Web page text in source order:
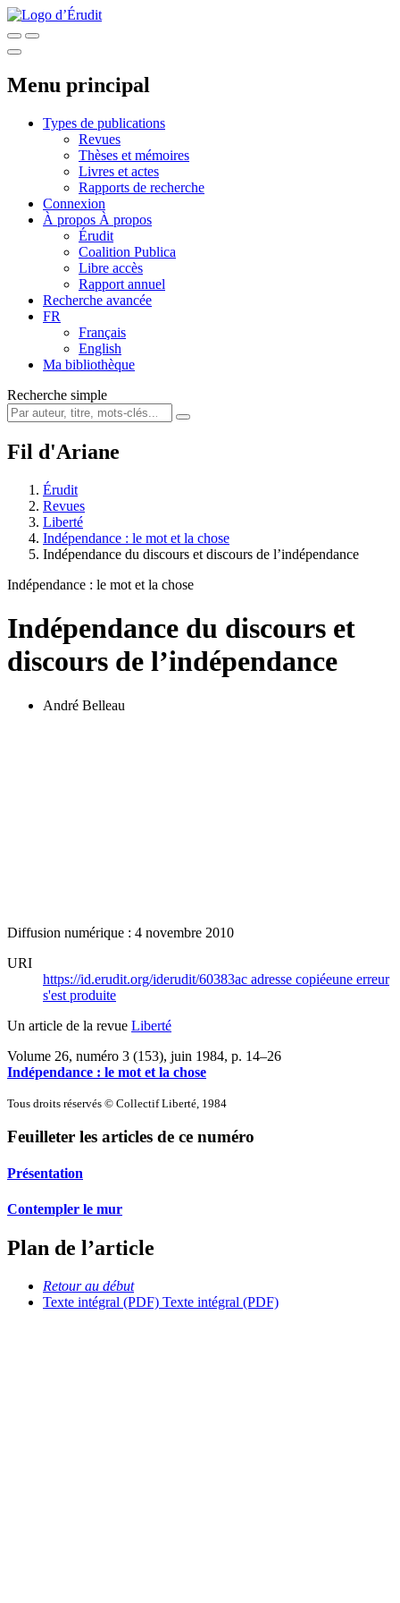
Menu principal
Types de publications
Revues
Thèses et mémoires
Livres et actes
Rapports de recherche
Connexion
À propos À propos
Érudit
Coalition Publica
Libre accès
Rapport annuel
Recherche avancée
FR
Français
English
Ma bibliothèque
Recherche simple
Fil d'Ariane
Érudit
Revues
Liberté
Indépendance : le mot et la chose
Indépendance du discours et discours de l’indépendance
Indépendance : le mot et la chose
Indépendance du discours et
discours de l’indépendance
André Belleau
Diffusion numérique : 4 novembre 2010
URI
https://id.erudit.org/iderudit/60383ac adresse copiéeune erreur
s'est produite
Un article de la revue Liberté
Volume 26, numéro 3 (153), juin 1984, p. 14–26
Indépendance : le mot et la chose
Tous droits réservés © Collectif Liberté, 1984
Feuilleter les articles de ce numéro
Présentation
Contempler le mur
Plan de l’article
Retour au début
Texte intégral (PDF) Texte intégral (PDF)